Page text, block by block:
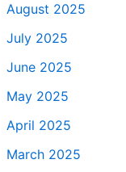
August 2025
July 2025
June 2025
May 2025
April 2025
March 2025